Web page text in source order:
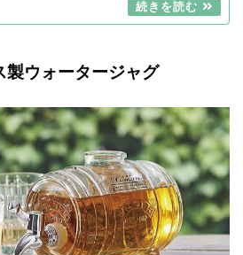
製ウォータージャグ